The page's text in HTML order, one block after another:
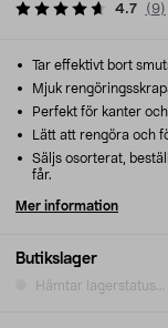
4.7 (9)
Butikslager
Hämtar lagerstatus...
Tar effektivt bort
Mjuk
Perfekt för kanter
Lätt att rengöra och
Säljs osorterat,
får.
Mer information